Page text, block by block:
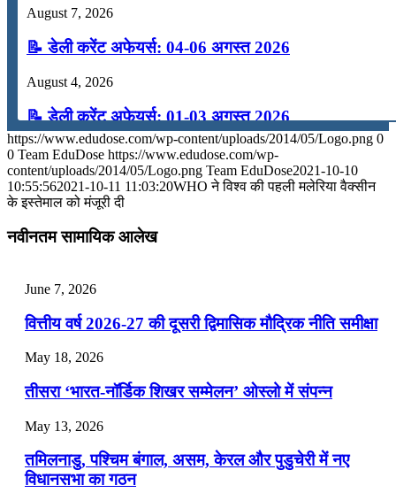
August 7, 2026
📝 डेली करेंट अफेयर्स: 04-06 अगस्त 2026
August 4, 2026
📝 डेली करेंट अफेयर्स: 01-03 अगस्त 2026
July 31, 2026
📝 डेली करेंट अफेयर्स: 28-31 जुलाई 2026
July 25, 2026
📝 डेली करेंट अफेयर्स: 22-24 जुलाई 2026
July 22, 2026
📝 डेली करेंट अफेयर्स: 19-21 जुलाई 2026
July 19, 2026
📝 डेली करेंट अफेयर्स: 16-18 जुलाई 2026
https://www.edudose.com/wp-content/uploads/2014/05/Logo.png 0
0 Team EduDose https://www.edudose.com/wp-
content/uploads/2014/05/Logo.png Team EduDose2021-10-10
10:55:562021-10-11 11:03:20WHO ने विश्व की पहली मलेरिया वैक्सीन
के इस्तेमाल को मंजूरी दी
नवीनतम सामायिक आलेख
June 7, 2026
वित्तीय वर्ष 2026-27 की दूसरी द्विमासिक मौद्रिक नीति समीक्षा
May 18, 2026
तीसरा ‘भारत-नॉर्डिक शिखर सम्मेलन’ ओस्लो में संपन्न
May 13, 2026
तमिलनाडु, पश्चिम बंगाल, असम, केरल और पुडुचेरी में नए
विधानसभा का गठन